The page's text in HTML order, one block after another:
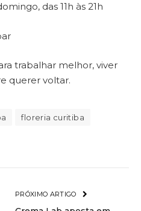
das 11h às 21h
trabalhar melhor, viver
querer voltar.
floreria curitiba
PRÓXIMO ARTIGO